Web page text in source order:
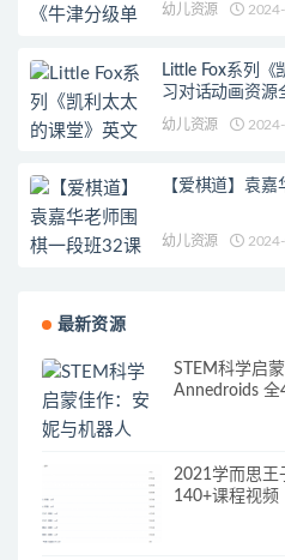
幼儿资源
Little Fox系列《
习对话动画资源
幼儿资源
【爱棋道】袁
幼儿资源
最新资源
STEM科学启
Annedroids
2021学而思王
140+课程视频